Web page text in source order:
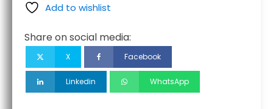
Add to wishlist
Share on social media:
X Facebook
Linkedin WhatsApp